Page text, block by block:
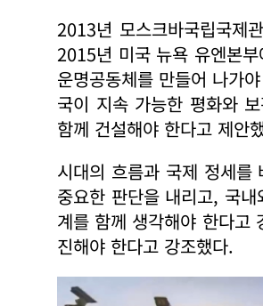
2013년 모스크바국립국제
2015년 미국 뉴욕 유엔본
운명공동체를 만들어 나가
국이 지속 가능한 평화와
함께 건설해야 한다고 제안
시대의 흐름과 국제 정세
중요한 판단을 내리고, 국
계를 함께 생각해야 한다고
진해야 한다고 강조했다.